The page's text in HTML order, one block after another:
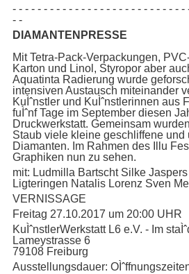
- - - - - - - - - - - - - - - - - - - - - - - - - - -
- -
DIAMANTENPRESSE
Mit Tetra-Pack-Verpackungen,
Karton und Linol, Styropor aber
Aquatinta Radierung wurde
intensiven Austausch miteinander
KuÌˆnstler und KuÌˆnstlerinnen aus
fuÌˆnf Tage im September diesen
Druckwerkstatt. Gemeinsam
Staub viele kleine geschliffene und
Diamanten. Im Rahmen des Illu
Graphiken nun zu sehen.
mit: Ludmilla Bartscht Silke
Ligteringen Natalis Lorenz Sven
VERNISSAGE
Freitag 27.10.2017 um 20:00 UHR
KuÌˆnstlerWerkstatt L6 e.V. - Im
Lameystrasse 6
79108 Freiburg
Ausstellungsdauer: